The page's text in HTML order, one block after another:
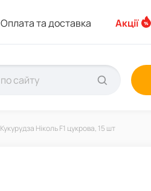
Оплата та доставка Акції
Кукурудза Ніколь F1 цукрова, 15 шт